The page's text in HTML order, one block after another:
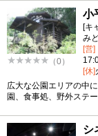
（0）
小
[キ
み
[営]
[休]
広大な公園エリアの中
園、食事処、野外ステ
シ